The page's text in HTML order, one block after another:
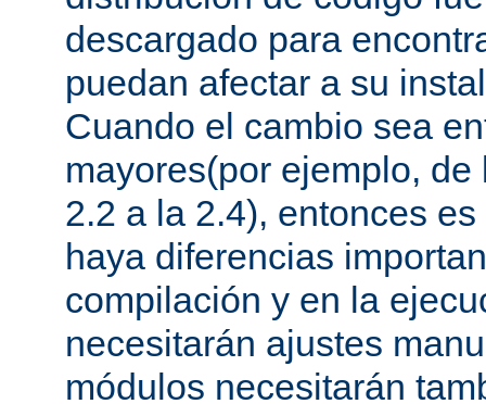
descargado para
puedan afectar a su
Cuando el cambio sea
mayores(por ejemplo,
2.2 a la 2.4), entonces
haya diferencias
compilación y en la
necesitarán ajustes
módulos necesitarán